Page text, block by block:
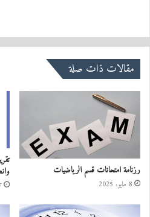
مقالات ذات صلة
رزنامة امتحانات قسم الرياضيات
8 مايو، 2025 27